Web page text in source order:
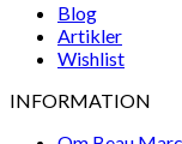
Blog
Artikler
Wishlist
INFORMATION